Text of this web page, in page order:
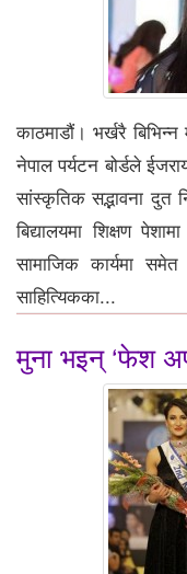
काठमाडौं। भर्खरै
नेपाल पर्यटन बोर्डले
सांस्कृतिक सद्भावना दुत
बिद्यालयमा शिक्षण
सामाजिक कार्यमा
साहित्यिकका...
मुना भइन् ‘फेश